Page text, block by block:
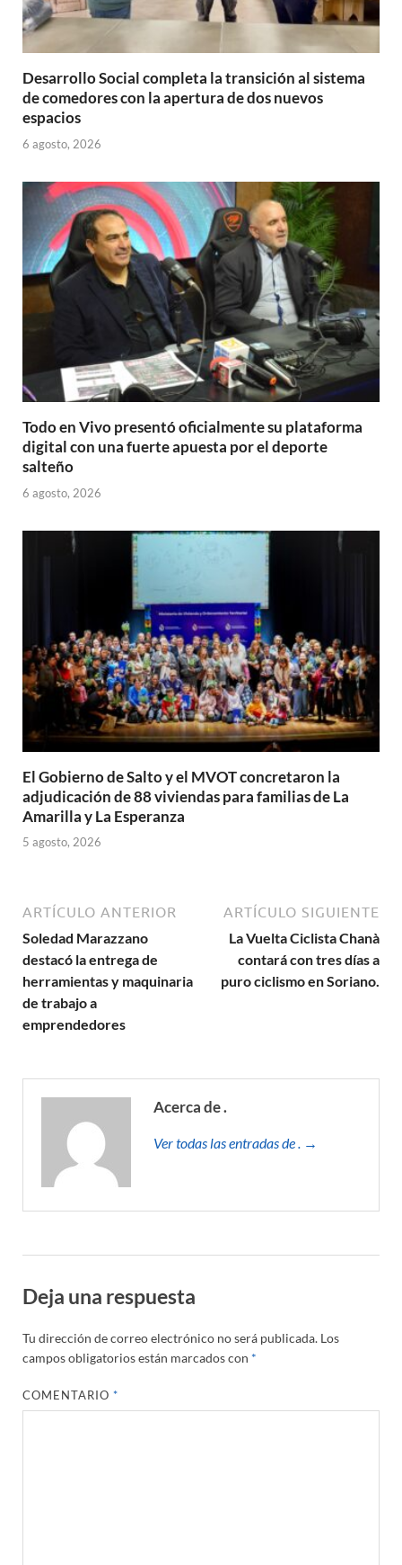
Desarrollo Social completa la transición al sistema
de comedores con la apertura de dos nuevos
espacios
6 agosto, 2026
Todo en Vivo presentó oficialmente su plataforma
digital con una fuerte apuesta por el deporte
salteño
6 agosto, 2026
El Gobierno de Salto y el MVOT concretaron la
adjudicación de 88 viviendas para familias de La
Amarilla y La Esperanza
5 agosto, 2026
ARTÍCULO ANTERIOR
Soledad Marazzano
destacó la entrega de
herramientas y maquinaria
de trabajo a
emprendedores
ARTÍCULO SIGUIENTE
La Vuelta Ciclista Chanà
contará con tres días a
puro ciclismo en Soriano.
Acerca de .
Ver todas las entradas de . →
Deja una respuesta
Tu dirección de correo electrónico no será publicada. Los
campos obligatorios están marcados con *
COMENTARIO*